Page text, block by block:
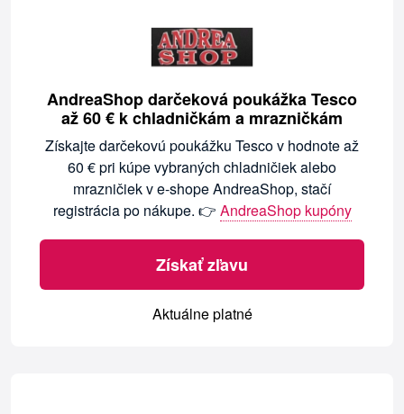
AndreaShop darčeková poukážka Tesco
až 60 € k chladničkám a mrazničkám
Získajte darčekovú poukážku Tesco v hodnote až
60 € pri kúpe vybraných chladničiek alebo
mrazničiek v e-shope AndreaShop, stačí
registrácia po nákupe. 👉 AndreaShop kupóny
Získať zľavu
Aktuálne platné